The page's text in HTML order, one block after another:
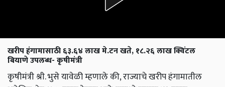
खरीप हंगामासाठी ६३.६४ लाख मे.टन खते, १८.२६ लाख क्विंटल
बियाणे उपलब्ध- कृषीमंत्री
कृषीमंत्री श्री. भुसे यावेळी म्हणाले की, राज्याचे खरीप हंगामातील